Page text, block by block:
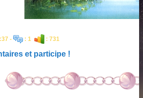
- : 1 : 731
et participe !